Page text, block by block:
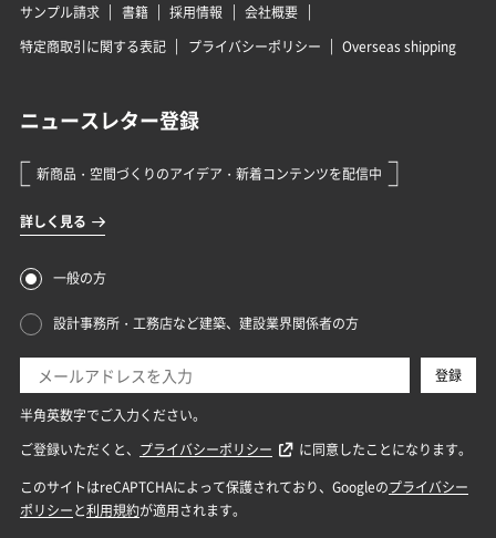
サンプル請求
書籍 採用情報
会社概要
特定商取引に関する表記
プライバシーポリシー Overseas shipping